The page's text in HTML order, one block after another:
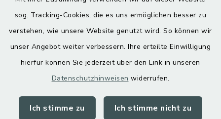
sog. Tracking-Cookies, die es uns ermöglichen besser zu
verstehen, wie unsere Website genutzt wird. So können wir
unser Angebot weiter verbessern. Ihre erteilte Einwilligung
hierfür können Sie jederzeit über den Link in unseren
Datenschutzhinweisen widerrufen.
Ich stimme zu Ich stimme nicht zu
Mittenkirchner Straße 3,
83620 Vagen
ekp-vagen@gmx.de
https://pfarrverband-
bruckmuehl.de/kindedr-jugend-
senioren/elter-kind-
gruppen.html